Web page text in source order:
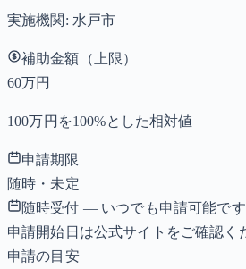
実施機関: 水戸市
補助金額（上限）
60万円
100万円を100%とした相対値
申請期限
随時・未定
随時受付 — いつでも申請可能です
申請開始日は公式サイトをご確認く
申請の目安